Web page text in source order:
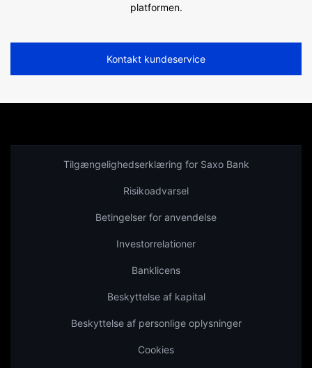
platformen.
Kontakt kundeservice
Tilgængelighedserklæring for Saxo Bank
Risikoadvarsel
Betingelser for anvendelse
Investorrelationer
Banklicens
Beskyttelse af kapital
Beskyttelse af personlige oplysninger
Cookies